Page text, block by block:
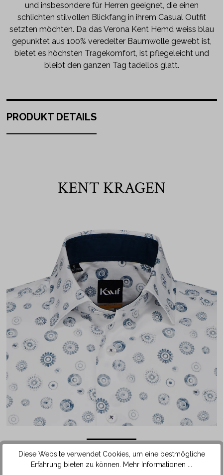
und insbesondere für Herren geeignet, die einen
schlichten stilvollen Blickfang in ihrem Casual Outfit
setzten möchten. Da das Verona Kent Hemd weiss blau
gepunktet aus 100% veredelter Baumwolle gewebt ist,
bietet es höchsten Tragekomfort, ist pflegeleicht und
bleibt den ganzen Tag tadellos glatt.
PRODUKT DETAILS
KENT KRAGEN
Das Hemd ist mit einem Kragen in der beliebten Kent Form
ausgestattet. Durch die etwas enger aneinanderliegenden
Diese Website verwendet Cookies, um eine bestmögliche
Erfahrung bieten zu können. Mehr Informationen ...